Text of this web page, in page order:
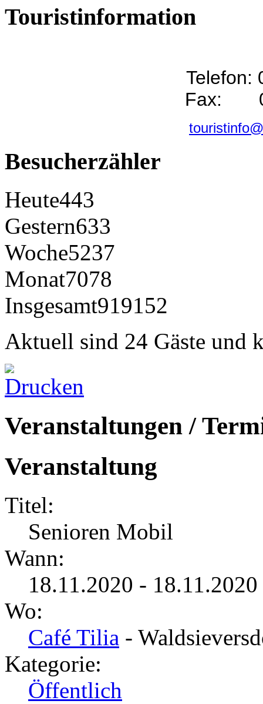
Touristinformation
Telefon:
Fax:
Besucherzähler
Heute443
Gestern633
Woche5237
Monat7078
Insgesamt919152
Aktuell sind 24 Gäste und
Veranstaltungen /
Veranstaltung
Titel:
Senioren Mobil
Wann:
18.11.2020 -
Wo:
Café Tilia -
Kategorie:
Öffentlich